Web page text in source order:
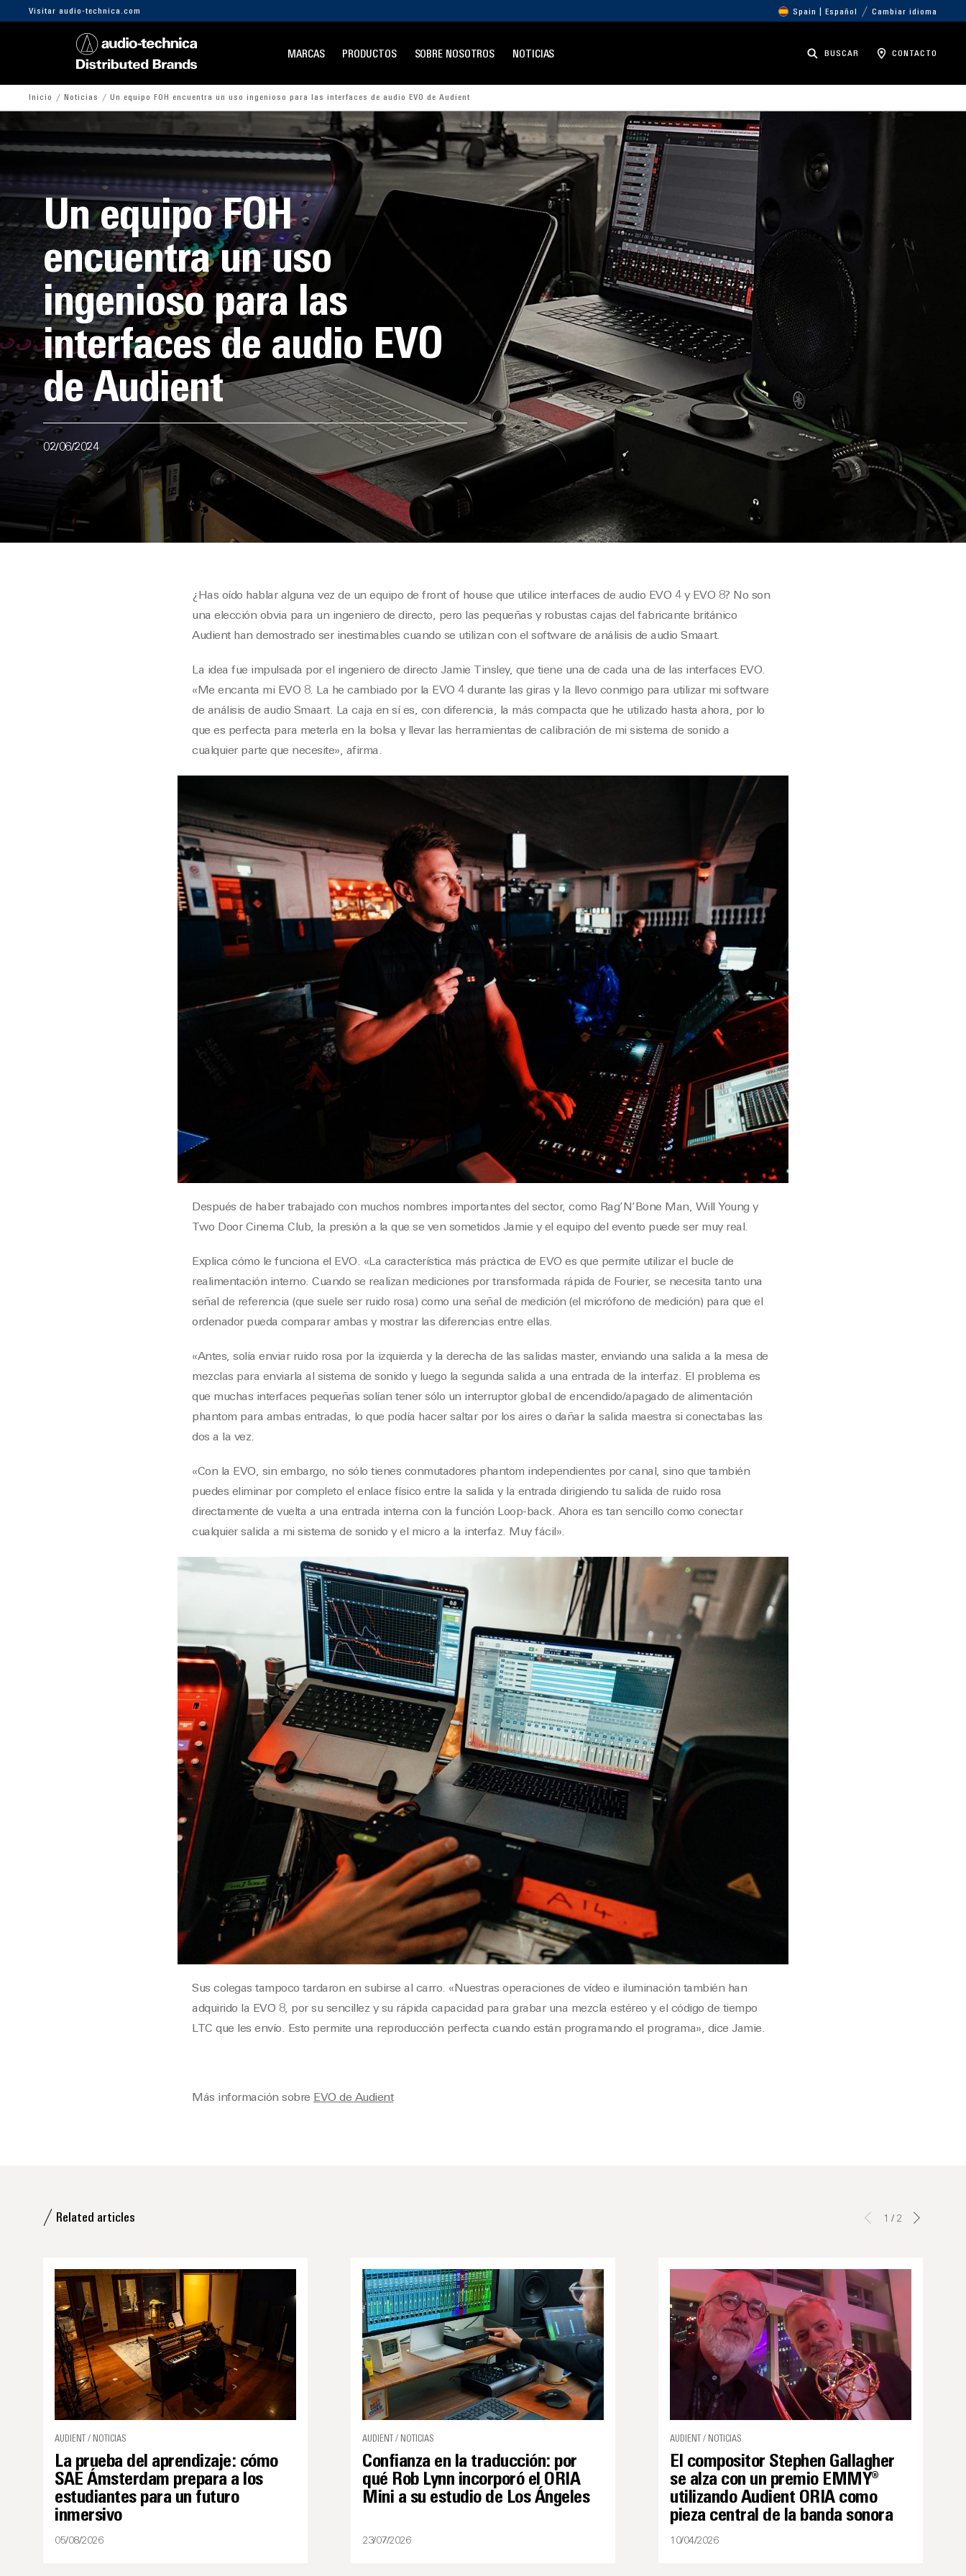
Visitar audio-technica.com Spain | Español Cambiar idioma
MARCAS PRODUCTOS SOBRE NOSOTROS NOTICIAS BUSCAR CONTACTO
Inicio Noticias Un equipo FOH encuentra un uso ingenioso para las interfaces de audio EVO de Audient
Un equipo FOH
encuentra un uso
ingenioso para las
interfaces de audio EVO
de Audient
02/06/2024
¿Has oído hablar alguna vez de un equipo de front of house que utilice interfaces de audio EVO 4 y EVO 8? No son
una elección obvia para un ingeniero de directo, pero las pequeñas y robustas cajas del fabricante británico
Audient han demostrado ser inestimables cuando se utilizan con el software de análisis de audio Smaart.
La idea fue impulsada por el ingeniero de directo Jamie Tinsley, que tiene una de cada una de las interfaces EVO.
«Me encanta mi EVO 8. La he cambiado por la EVO 4 durante las giras y la llevo conmigo para utilizar mi software
de análisis de audio Smaart. La caja en sí es, con diferencia, la más compacta que he utilizado hasta ahora, por lo
que es perfecta para meterla en la bolsa y llevar las herramientas de calibración de mi sistema de sonido a
cualquier parte que necesite», afirma.
Después de haber trabajado con muchos nombres importantes del sector, como Rag’N’Bone Man, Will Young y
Two Door Cinema Club, la presión a la que se ven sometidos Jamie y el equipo del evento puede ser muy real.
Explica cómo le funciona el EVO. «La característica más práctica de EVO es que permite utilizar el bucle de
realimentación interno. Cuando se realizan mediciones por transformada rápida de Fourier, se necesita tanto una
señal de referencia (que suele ser ruido rosa) como una señal de medición (el micrófono de medición) para que el
ordenador pueda comparar ambas y mostrar las diferencias entre ellas.
«Antes, solía enviar ruido rosa por la izquierda y la derecha de las salidas master, enviando una salida a la mesa de
mezclas para enviarla al sistema de sonido y luego la segunda salida a una entrada de la interfaz. El problema es
que muchas interfaces pequeñas solían tener sólo un interruptor global de encendido/apagado de alimentación
phantom para ambas entradas, lo que podía hacer saltar por los aires o dañar la salida maestra si conectabas las
dos a la vez.
«Con la EVO, sin embargo, no sólo tienes conmutadores phantom independientes por canal, sino que también
puedes eliminar por completo el enlace físico entre la salida y la entrada dirigiendo tu salida de ruido rosa
directamente de vuelta a una entrada interna con la función Loop-back. Ahora es tan sencillo como conectar
cualquier salida a mi sistema de sonido y el micro a la interfaz. Muy fácil».
Sus colegas tampoco tardaron en subirse al carro. «Nuestras operaciones de vídeo e iluminación también han
adquirido la EVO 8, por su sencillez y su rápida capacidad para grabar una mezcla estéreo y el código de tiempo
LTC que les envío. Esto permite una reproducción perfecta cuando están programando el programa», dice Jamie.
Más información sobre EVO de Audient
Related articles
AUDIENT / NOTICIAS
La prueba del aprendizaje: cómo
SAE Ámsterdam prepara a los
estudiantes para un futuro
inmersivo
05/08/2026
AUDIENT / NOTICIAS
Confianza en la traducción: por
qué Rob Lynn incorporó el ORIA
Mini a su estudio de Los Ángeles
23/07/2026
AUDIENT / NOTICIAS
El compositor Stephen Gallagher
se alza con un premio EMMY®
utilizando Audient ORIA como
pieza central de la banda sonora
10/04/2026
1 / 2